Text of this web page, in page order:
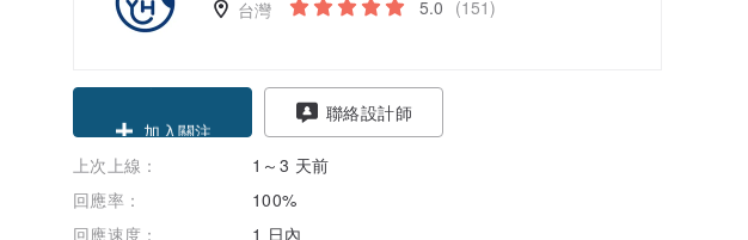
台灣 5.0 (151)
加入關注
聯絡設計師
上次上線：
1～3 天前
回應率：
100%
回應速度：
1 日內